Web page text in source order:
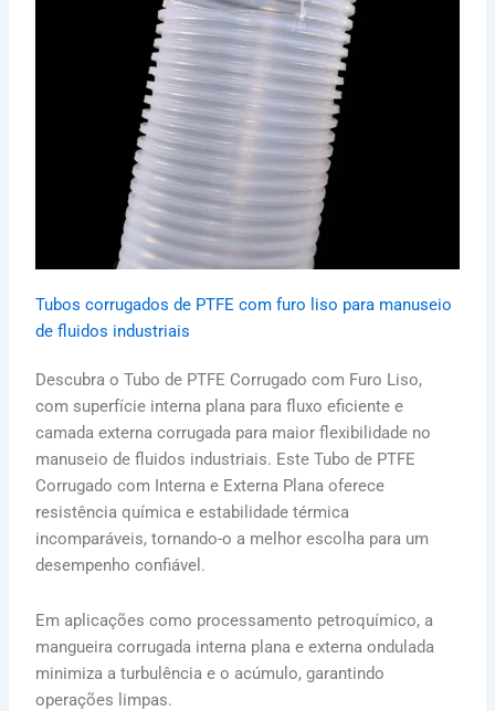
Tubos corrugados de PTFE com furo liso para manuseio
de fluidos industriais
Descubra o Tubo de PTFE Corrugado com Furo Liso,
com superfície interna plana para fluxo eficiente e
camada externa corrugada para maior flexibilidade no
manuseio de fluidos industriais. Este Tubo de PTFE
Corrugado com Interna e Externa Plana oferece
resistência química e estabilidade térmica
incomparáveis, tornando-o a melhor escolha para um
desempenho confiável.
Em aplicações como processamento petroquímico, a
mangueira corrugada interna plana e externa ondulada
minimiza a turbulência e o acúmulo, garantindo
operações limpas.